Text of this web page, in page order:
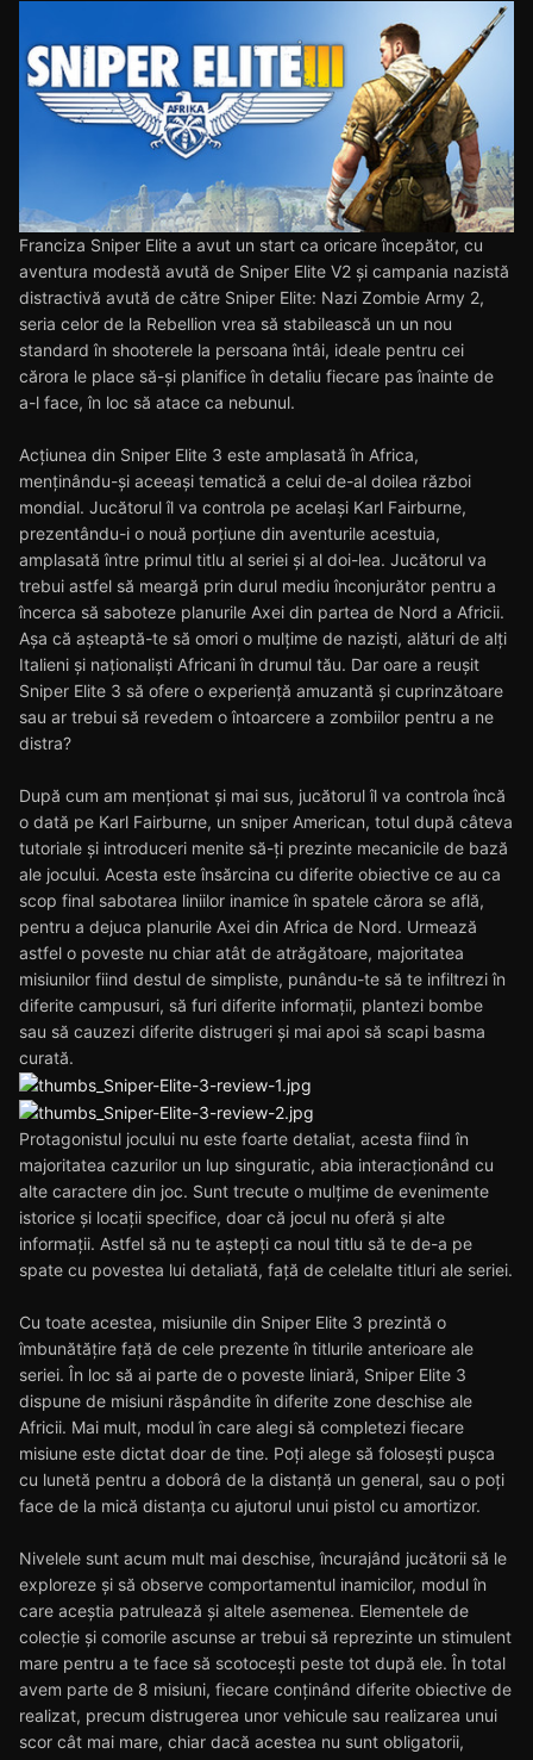
Franciza Sniper Elite a avut un start ca oricare începător, cu
aventura modestă avută de Sniper Elite V2 și campania nazistă
distractivă avută de către Sniper Elite: Nazi Zombie Army 2,
seria celor de la Rebellion vrea să stabilească un un nou
standard în shooterele la persoana întâi, ideale pentru cei
cărora le place să-și planifice în detaliu fiecare pas înainte de
a-l face, în loc să atace ca nebunul.
Acțiunea din Sniper Elite 3 este amplasată în Africa,
menținându-și aceeași tematică a celui de-al doilea război
mondial. Jucătorul îl va controla pe același Karl Fairburne,
prezentându-i o nouă porțiune din aventurile acestuia,
amplasată între primul titlu al seriei și al doi-lea. Jucătorul va
trebui astfel să meargă prin durul mediu înconjurător pentru a
încerca să saboteze planurile Axei din partea de Nord a Africii.
Așa că așteaptă-te să omori o mulțime de naziști, alături de alți
Italieni și naționaliști Africani în drumul tău. Dar oare a reușit
Sniper Elite 3 să ofere o experiență amuzantă și cuprinzătoare
sau ar trebui să revedem o întoarcere a zombiilor pentru a ne
distra?
După cum am menționat și mai sus, jucătorul îl va controla încă
o dată pe Karl Fairburne, un sniper American, totul după câteva
tutoriale și introduceri menite să-ți prezinte mecanicile de bază
ale jocului. Acesta este însărcina cu diferite obiective ce au ca
scop final sabotarea liniilor inamice în spatele cărora se află,
pentru a dejuca planurile Axei din Africa de Nord. Urmează
astfel o poveste nu chiar atât de atrăgătoare, majoritatea
misiunilor fiind destul de simpliste, punându-te să te infiltrezi în
diferite campusuri, să furi diferite informații, plantezi bombe
sau să cauzezi diferite distrugeri și mai apoi să scapi basma
curată.
Protagonistul jocului nu este foarte detaliat, acesta fiind în
majoritatea cazurilor un lup singuratic, abia interacționând cu
alte caractere din joc. Sunt trecute o mulțime de evenimente
istorice și locații specifice, doar că jocul nu oferă și alte
informații. Astfel să nu te aștepți ca noul titlu să te de-a pe
spate cu povestea lui detaliată, față de celelalte titluri ale seriei.
Cu toate acestea, misiunile din Sniper Elite 3 prezintă o
îmbunătățire față de cele prezente în titlurile anterioare ale
seriei. În loc să ai parte de o poveste liniară, Sniper Elite 3
dispune de misiuni răspândite în diferite zone deschise ale
Africii. Mai mult, modul în care alegi să completezi fiecare
misiune este dictat doar de tine. Poți alege să folosești pușca
cu lunetă pentru a doborâ de la distanță un general, sau o poți
face de la mică distanța cu ajutorul unui pistol cu amortizor.
Nivelele sunt acum mult mai deschise, încurajând jucătorii să le
exploreze și să observe comportamentul inamicilor, modul în
care aceștia patrulează și altele asemenea. Elementele de
colecție și comorile ascunse ar trebui să reprezinte un stimulent
mare pentru a te face să scotocești peste tot după ele. În total
avem parte de 8 misiuni, fiecare conținând diferite obiective de
realizat, precum distrugerea unor vehicule sau realizarea unui
scor cât mai mare, chiar dacă acestea nu sunt obligatorii,